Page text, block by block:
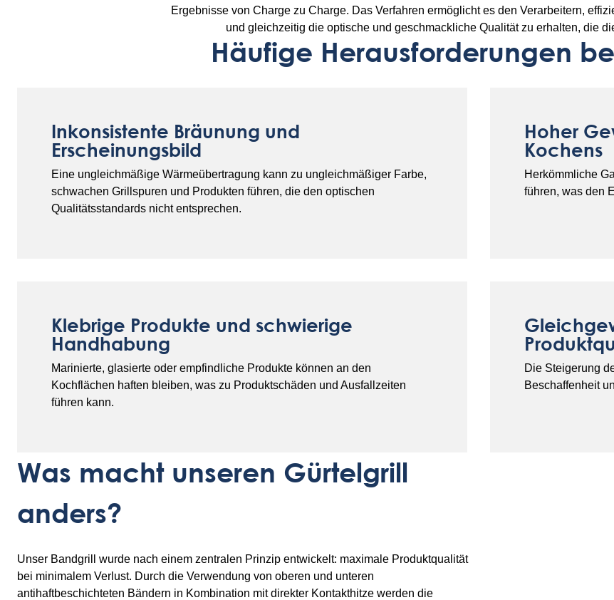
Ergebnisse von Charge zu Charge. Das Verfahren ermöglicht es den Verarbeitern,
und gleichzeitig die optische und geschmackliche Qualität zu erhalten, die
Häufige Herausforderungen
Inkonsistente Bräunung und
Erscheinungsbild
Eine ungleichmäßige Wärmeübertragung kann zu ungleichmäßiger Farbe,
schwachen Grillspuren und Produkten führen, die den optischen
Qualitätsstandards nicht entsprechen.
Hoher
Kochens
Herkömmliche
führen, was den
Klebrige Produkte und schwierige
Handhabung
Marinierte, glasierte oder empfindliche Produkte können an den
Kochflächen haften bleiben, was zu Produktschäden und Ausfallzeiten
führen kann.
Die Steigerung
Beschaffenheit
Was macht unseren Gürtelgrill
anders?
Unser Bandgrill wurde nach einem zentralen Prinzip entwickelt: maximale Produktqualität
bei minimalem Verlust. Durch die Verwendung von oberen und unteren
antihaftbeschichteten Bändern in Kombination mit direkter Kontakthitze werden die